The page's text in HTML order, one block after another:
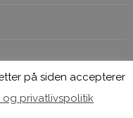
rettigheder forbeholdes. Vi
priser.
på siden accepterer
privatlivspolitik